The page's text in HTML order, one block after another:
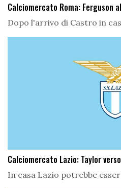
Calciomercato Roma: Ferguson
Dopo l'arrivo di Castro in
Calciomercato Lazio: Taylor
In casa Lazio potrebbe